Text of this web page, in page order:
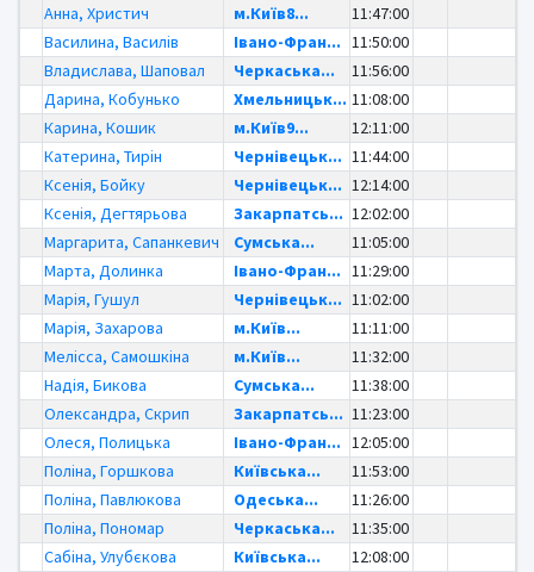
Анна, Христич
м.Київ8...
11:47:00
Василина, Василів
Івано-Фран... 11:50:00
Владислава, Шаповал
Черкаська...
11:56:00
Дарина, Кобунько
Хмельницьк... 11:08:00
Карина, Кошик
м.Київ9...
12:11:00
Катерина, Тирін
Чернівецьк... 11:44:00
Ксенія, Бойку
Чернівецьк... 12:14:00
Ксенія, Дегтярьова
Закарпатсь... 12:02:00
Маргарита, Сапанкевич
Сумська...
11:05:00
Марта, Долинка
Івано-Фран... 11:29:00
Марія, Гушул
Чернівецьк... 11:02:00
Марія, Захарова
м.Київ...
11:11:00
Мелісса, Самошкіна
м.Київ...
11:32:00
Надія, Бикова
Сумська...
11:38:00
Олександра, Скрип
Закарпатсь... 11:23:00
Олеся, Полицька
Івано-Фран... 12:05:00
Поліна, Горшкова
Київська...
11:53:00
Поліна, Павлюкова
Одеська...
11:26:00
Поліна, Пономар
Черкаська...
11:35:00
Сабіна, Улубєкова
Київська...
12:08:00